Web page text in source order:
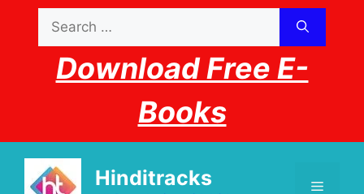
content
for:
Download Free E-
Books
Hinditracks Menu